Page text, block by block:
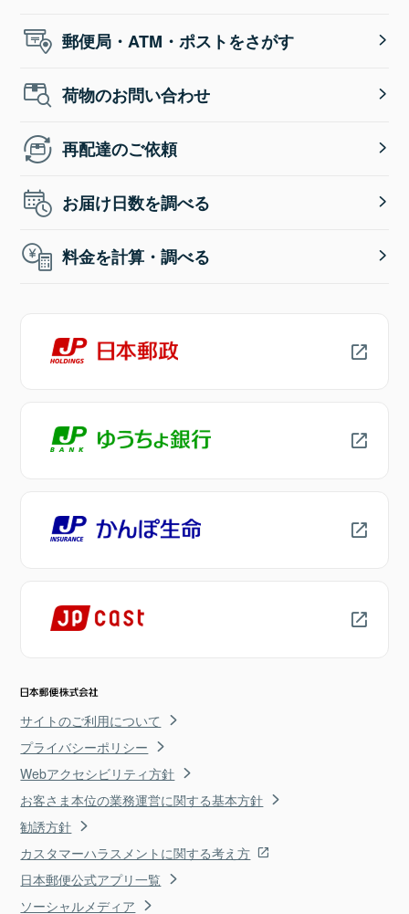
郵便局・ATM・ポストをさがす
荷物のお問い合わせ
再配達のご依頼
お届け日数を調べる
料金を計算・調べる
サイトのご利用について
プライバシーポリシー
Webアクセシビリティ方針
お客さま本位の業務運営に関する基本方針
勧誘方針
カスタマーハラスメントに関する考え方
日本郵便公式アプリ一覧
ソーシャルメディア